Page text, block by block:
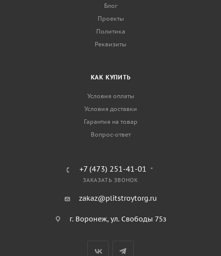
Блог
Проекты
Политика
Реквизиты
КАК КУПИТЬ
Условия оплаты
Условия доставки
Гарантия на товар
Вопрос-ответ
+7 (473) 251-41-01
ЗАКАЗАТЬ ЗВОНОК
zakaz@plitstroytorg.ru
г. Воронеж, ул. Свободы 75з